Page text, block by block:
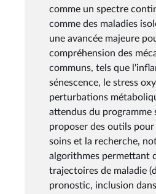
comme un spectre
comme des maladies
une avancée majeure
compréhension des
communs, tels que
sénescence, le stress
perturbations
attendus du programme
proposer des outils
soins et la recherche,
algorithmes permettant
trajectoires de maladie
pronostic, inclusion